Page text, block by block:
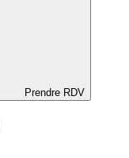
Prendre RDV